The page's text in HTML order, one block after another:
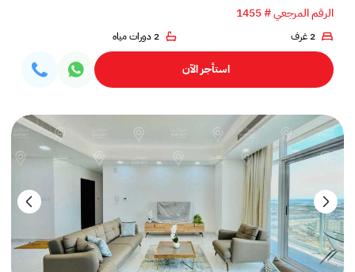
الرقم المرجعي # 1455
2 غرف 2 دورات مياه
استأجر الآن